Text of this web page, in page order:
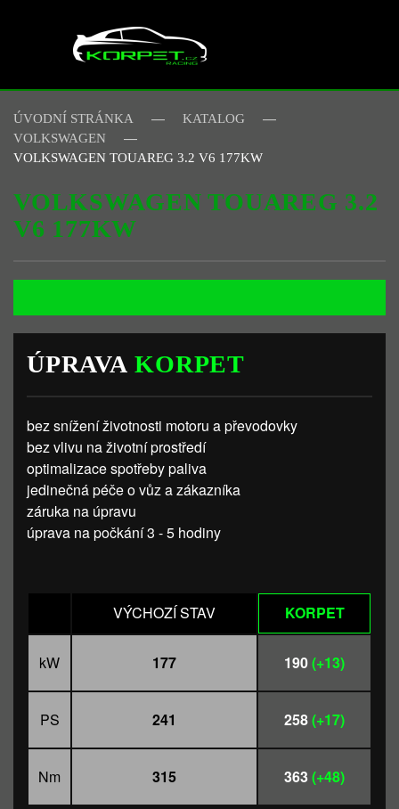
Skip to main content
ÚVODNÍ STRÁNKA
KATALOG
VOLKSWAGEN
VOLKSWAGEN TOUAREG 3.2 V6 177KW
VOLKSWAGEN TOUAREG 3.2
V6 177KW
ÚPRAVAKORPET
bez snížení životnosti motoru a převodovky
bez vlivu na životní prostředí
optimalizace spotřeby paliva
jedinečná péče o vůz a zákazníka
záruka na úpravu
úprava na počkání 3 - 5 hodiny
VÝCHOZÍ STAV KORPET
kW 177 190(+13)
PS 241 258(+17)
Nm 315 363(+48)